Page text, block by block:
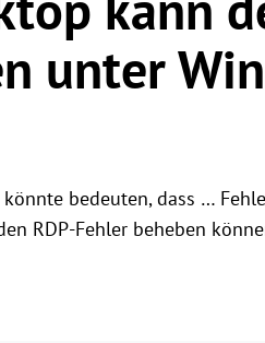
mit flexiblen Berechtigungen
unter
bedeuten, dass …
RDP-Fehler beheben